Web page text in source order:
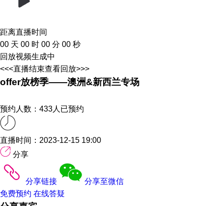
距离直播时间
00 天 00 时 00 分 00 秒
回放视频生成中
<<<直播结束查看回放>>>
offer放榜季——澳洲&新西兰专场
预约人数：433人已预约
直播时间：2023-12-15 19:00
分享
分享链接
分享至微信
免费预约 在线答疑